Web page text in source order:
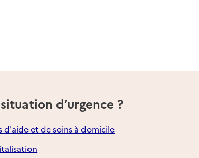
d’urgence ?
d'aide et de soins à domicile